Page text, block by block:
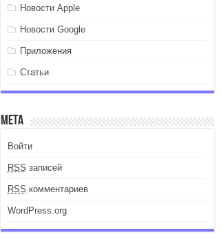
Новости Apple
Новости Google
Приложения
Статьи
Мета
Войти
RSS записей
RSS комментариев
WordPress.org